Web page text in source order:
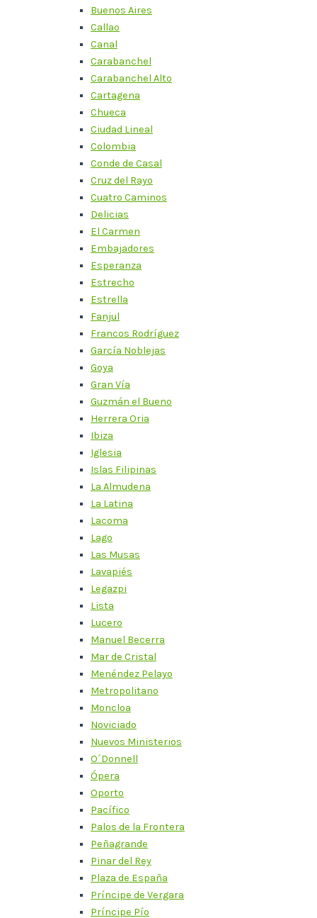
Buenos Aires
Callao
Canal
Carabanchel
Carabanchel Alto
Cartagena
Chueca
Ciudad Lineal
Colombia
Conde de Casal
Cruz del Rayo
Cuatro Caminos
Delicias
El Carmen
Embajadores
Esperanza
Estrecho
Estrella
Fanjul
Francos Rodríguez
García Noblejas
Goya
Gran Vía
Guzmán el Bueno
Herrera Oria
Ibiza
Iglesia
Islas Filipinas
La Almudena
La Latina
Lacoma
Lago
Las Musas
Lavapiés
Legazpi
Lista
Lucero
Manuel Becerra
Mar de Cristal
Menéndez Pelayo
Metropolitano
Moncloa
Noviciado
Nuevos Ministerios
O´Donnell
Ópera
Oporto
Pacífico
Palos de la Frontera
Peñagrande
Pinar del Rey
Plaza de España
Príncipe de Vergara
Príncipe Pío